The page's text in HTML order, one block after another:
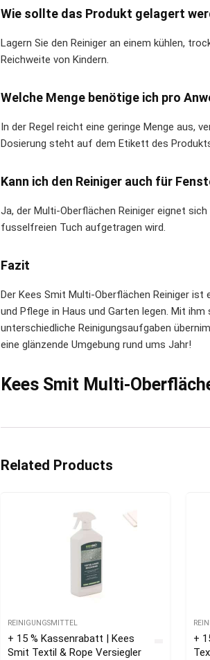
Wie sollte das Produkt gelagert
Lagern Sie den Reiniger an einem kühlen,
Reichweite von Kindern.
Welche Menge benötige ich pro
In der Regel reicht eine geringe Menge aus,
Dosierung steht auf dem Etikett des
Kann ich den Reiniger auch für
Ja, der Multi-Oberflächen Reiniger eignet
fusselfreien Tuch aufgetragen wird.
Fazit
Der Kees Smit Multi-Oberflächen Reiniger
und Pflege in Haus und Garten legen. Mit
unterschiedliche Reinigungsaufgaben
eine glänzende Umgebung rund ums Jahr!
Kees Smit Multi-
Related Products
REINIGUNGSMITTEL
+ 15 % Kassenrabatt | Kees
Smit Textil & Rope Versiegler
+